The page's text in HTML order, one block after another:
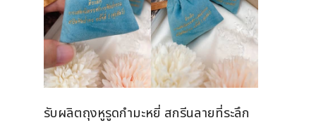
รับผลิตถุงหูรูดกำมะหยี่ สกรีนลายที่ระลึก